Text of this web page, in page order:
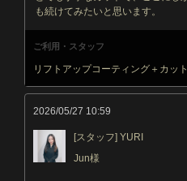
も続けてみたいと思います。
ご利用・スタッフ
リフトアップコーティング＋カット
2026/05/27 10:59
[スタッフ] YURI
Jun様